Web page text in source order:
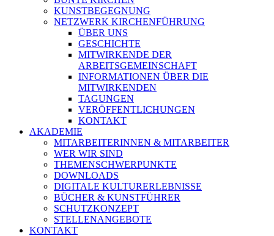
KUNSTBEGEGNUNG
NETZWERK KIRCHENFÜHRUNG
ÜBER UNS
GESCHICHTE
MITWIRKENDE DER
ARBEITSGEMEINSCHAFT
INFORMATIONEN ÜBER DIE
MITWIRKENDEN
TAGUNGEN
VERÖFFENTLICHUNGEN
KONTAKT
AKADEMIE
MITARBEITERINNEN & MITARBEITER
WER WIR SIND
THEMENSCHWERPUNKTE
DOWNLOADS
DIGITALE KULTURERLEBNISSE
BÜCHER & KUNSTFÜHRER
SCHUTZKONZEPT
STELLENANGEBOTE
KONTAKT